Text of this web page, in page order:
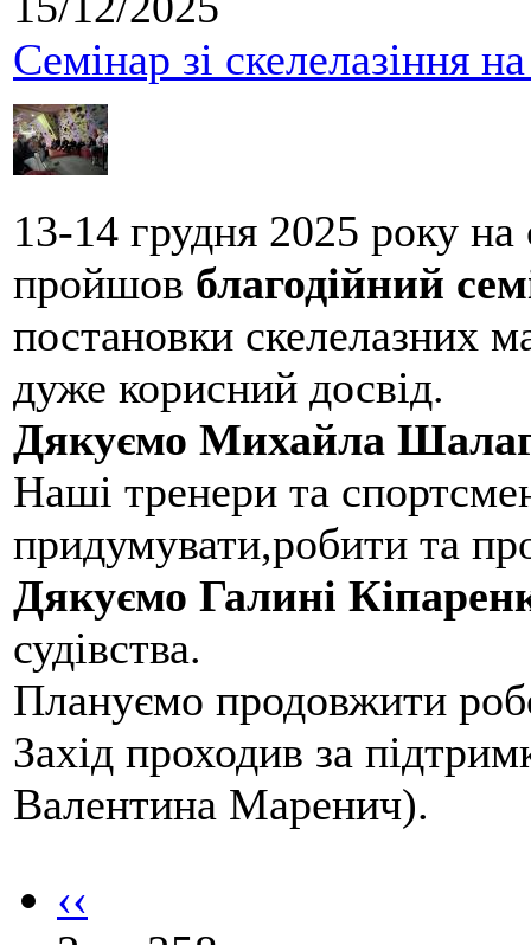
Семінар зі скелелазіння
13-14 грудня 2025 року
пройшов благодійний
постановки скелелазних
дуже корисний досвід.
Дякуємо Михайла
Наші тренери та
придумувати,робити та
Дякуємо Галині
судівства.
Плануємо продовжити
Захід проходив за
Валентина Маренич).
‹‹